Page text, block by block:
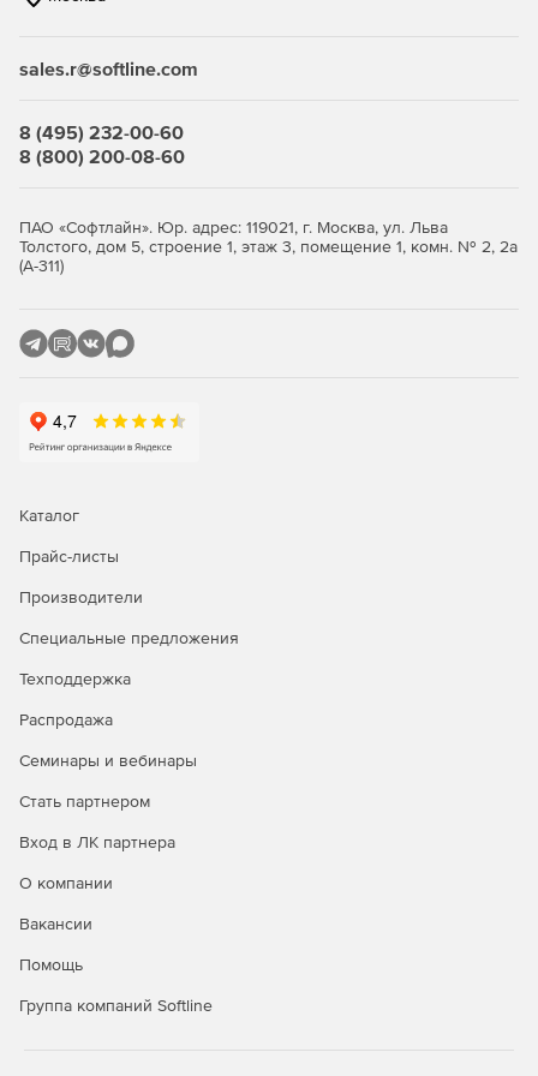
цене.
sales.r@softline.com
8 (495) 232-00-60
8 (800) 200-08-60
ПАО «Софтлайн». Юр. адрес: 119021, г. Москва, ул. Льва
Толстого, дом 5, строение 1, этаж 3, помещение 1, комн. № 2, 2а
(А-311)
Каталог
Прайс-листы
Производители
Специальные предложения
Техподдержка
Распродажа
Семинары и вебинары
Стать партнером
Вход в ЛК партнера
О компании
Вакансии
Помощь
Группа компаний Softline